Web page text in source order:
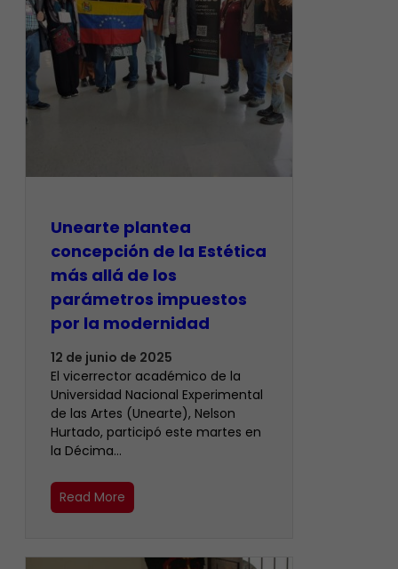
Unearte plantea
concepción de la Estética
más allá de los
parámetros impuestos
por la modernidad
12 de junio de 2025
El vicerrector académico de la
Universidad Nacional Experimental
de las Artes (Unearte), Nelson
Hurtado, participó este martes en
la Décima…
Read More